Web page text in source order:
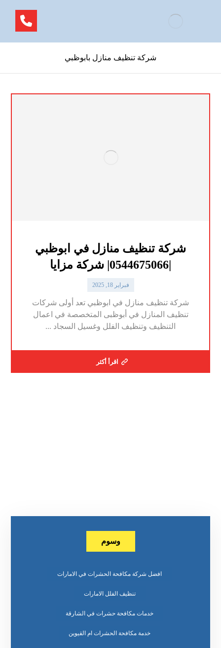
شركة تنظيف منازل بابوظبي
شركة تنظيف منازل في ابوظبي
فبراير 18, 2025
شركة تنظيف منازل في ابوظبي تعد أولى شركات
تنظيف المنازل في أبوظبى المتخصصة في اعمال
التنظيف وتنظيف الفلل وغسيل السجاد ...
اقرأ أكثر
وسوم
افضل شركة مكافحة الحشرات في الامارات
تنظيف الفلل الامارات
خدمات مكافحة حشرات في الشارقة
خدمة مكافحة الحشرات ام القيوين